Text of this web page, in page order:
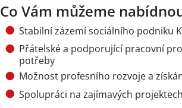
Co Vám můžeme
Stabilní zázemí sociálního podniku
Přátelské a podporující pracovní
potřeby
Možnost profesního rozvoje a
Spolupráci na zajímavých projektech